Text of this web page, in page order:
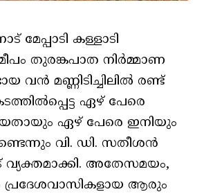
മേപ്പാടി കള്ളാടി
തുരങ്കപാത നിർമ്മാണ
വൻ മണ്ണിടിച്ചിലിൽ രണ്ട്
ഏഴ് പേരെ
ഏഴ് പേരെ ഇനിയും
വി. ഡി. സതീശൻ
വ്യക്തമാക്കി. അതേസമയം,
ആരും